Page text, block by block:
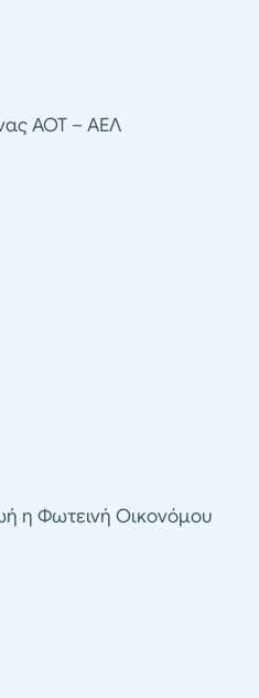
ΑΟΤ – ΑΕΛ
η Φωτεινή Οικονόμου